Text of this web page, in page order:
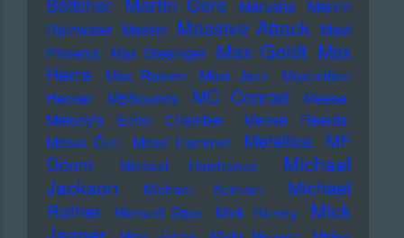
Marusha
Marvin
Rainwater Massiv Massive Attack Mavi
Phoenix Max Giesinger Max Goldt Max
Herre
Max Romeo Maxi Jazz
Maximilian
Hecker
MBSounds MC Conrad
Meese
Melody's Echo Chamber
Mense Reents
Mesut Özil
Metal Hammer Metallica MF
Doom
Michael Hutchence
Michael
Jackson
Michael Kemner
Michael
Rother
Michael Stipe Mick Harvey
Mick